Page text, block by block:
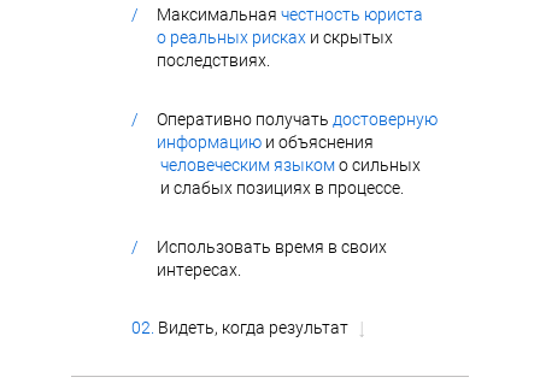
/ Максимальная честность юриста
о реальных рисках и скрытых
последствиях.
/ Оперативно получать достоверную
информацию и объяснения
человеческим языкомо сильных
и слабых позициях в процессе.
/ Использовать время в своих
интересах.
02. Видеть, когда результат ↓